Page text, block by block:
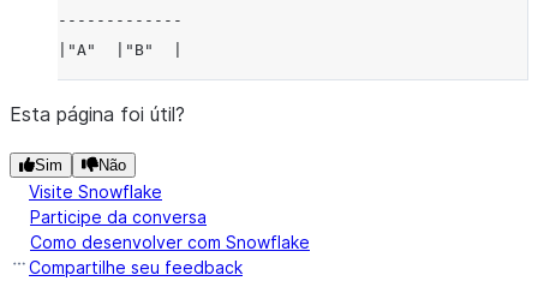
-------------
|"A"  |"B"  |
-------------
|3    |4    |
Esta página foi útil?
Sim Não
Visite Snowflake
Participe da conversa
Como desenvolver com Snowflake
Compartilhe seu feedback